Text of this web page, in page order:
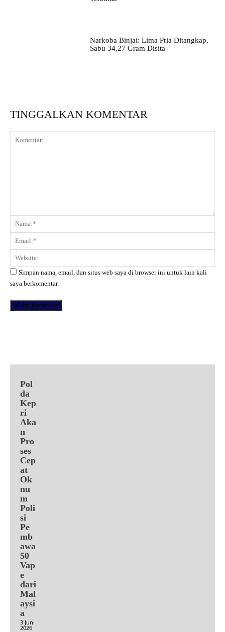
Narkoba Binjai: Lima Pria Ditangkap,
Sabu 34,27 Gram Disita
TINGGALKAN KOMENTAR
Komentar:
Simpan nama, email, dan situs web saya di browser ini untuk lain kali
saya berkomentar.
Pol
da
Kep
ri
Aka
n
Pro
ses
Cep
at
Ok
nu
m
Poli
si
Pe
mb
awa
50
Vap
e
dari
Mal
aysi
a
3 Juni
2026